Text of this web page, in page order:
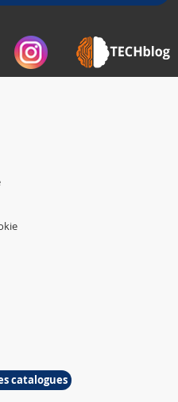
catalogues